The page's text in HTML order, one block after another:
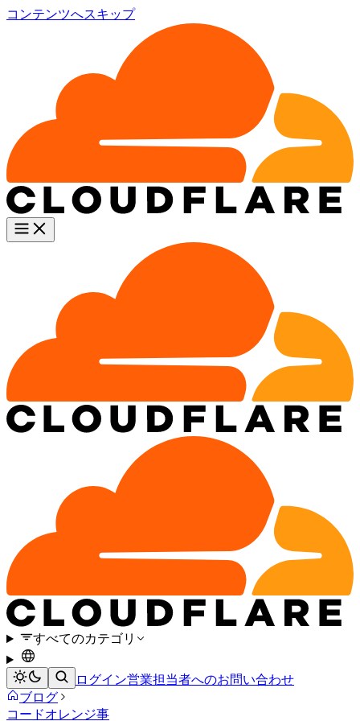
コンテンツへスキップ
すべてのカテゴリ
ログイン営業担当者へのお問い合わせ
ブログ
コードオレンジ事